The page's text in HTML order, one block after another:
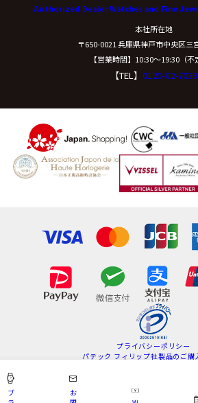
Authorized Dealer Watches and Fine
本社所在地
〒650-0021 兵庫県神戸市中央区三
【営業時間】10:30〜19:30（不
【TEL】 0120-02-7039
プライバシーポリシー
パテック フィリップ社製品のご購
サイトマップ
ブ お